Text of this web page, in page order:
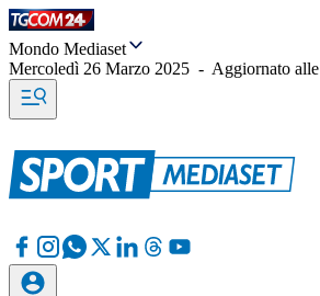
Mondo Mediaset
Mercoledì 26 Marzo 2025 - Aggiornato alle